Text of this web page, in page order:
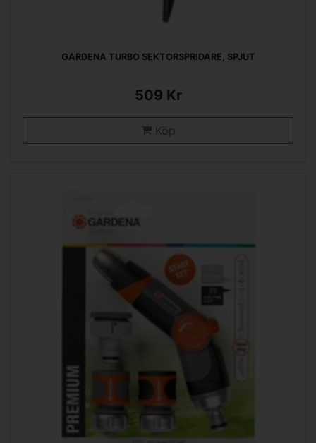
GARDENA TURBO SEKTORSPRIDARE, SPJUT
509 Kr
Köp